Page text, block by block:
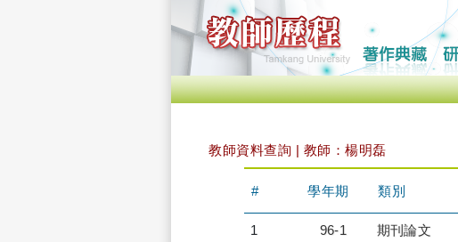
教師資料查詢 | 教師：楊明磊
# 學年期 類別
1 96-1 期刊論文